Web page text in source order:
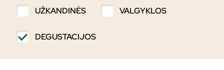
UŽKANDINĖS VALGYKLOS
DEGUSTACIJOS